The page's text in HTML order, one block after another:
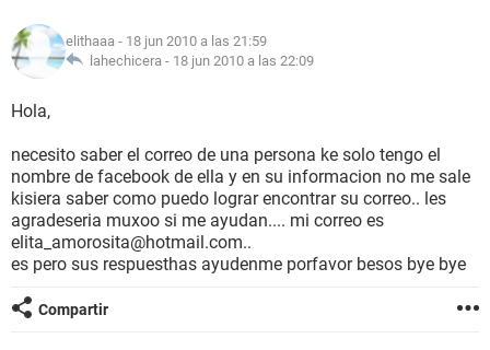
elithaaa - 18 jun 2010 a las 21:59
lahechicera - 18 jun 2010 a las 22:09
Hola,
necesito saber el correo de una persona ke solo tengo el
nombre de facebook de ella y en su informacion no me sale
kisiera saber como puedo lograr encontrar su correo.. les
agradeseria muxoo si me ayudan.... mi correo es
elita_amorosita@hotmail.com..
es pero sus respuesthas ayudenme porfavor besos bye bye
Compartir